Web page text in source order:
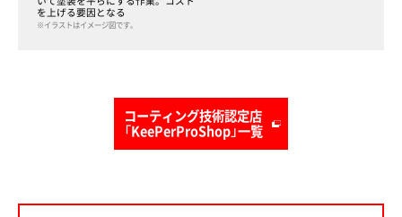
を上げる要因となる
※イラストはイメージ図です。
コーティング技術認定店
「KeePerProShop」一覧